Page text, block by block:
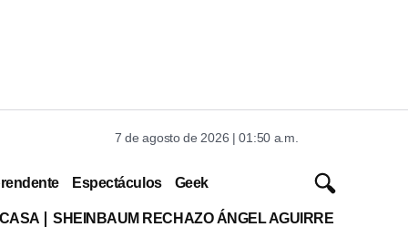
7 de agosto de 2026 | 01:50 a.m.
Espectáculos Geek
SHEINBAUM RECHAZO ÁNGEL AGUIRRE